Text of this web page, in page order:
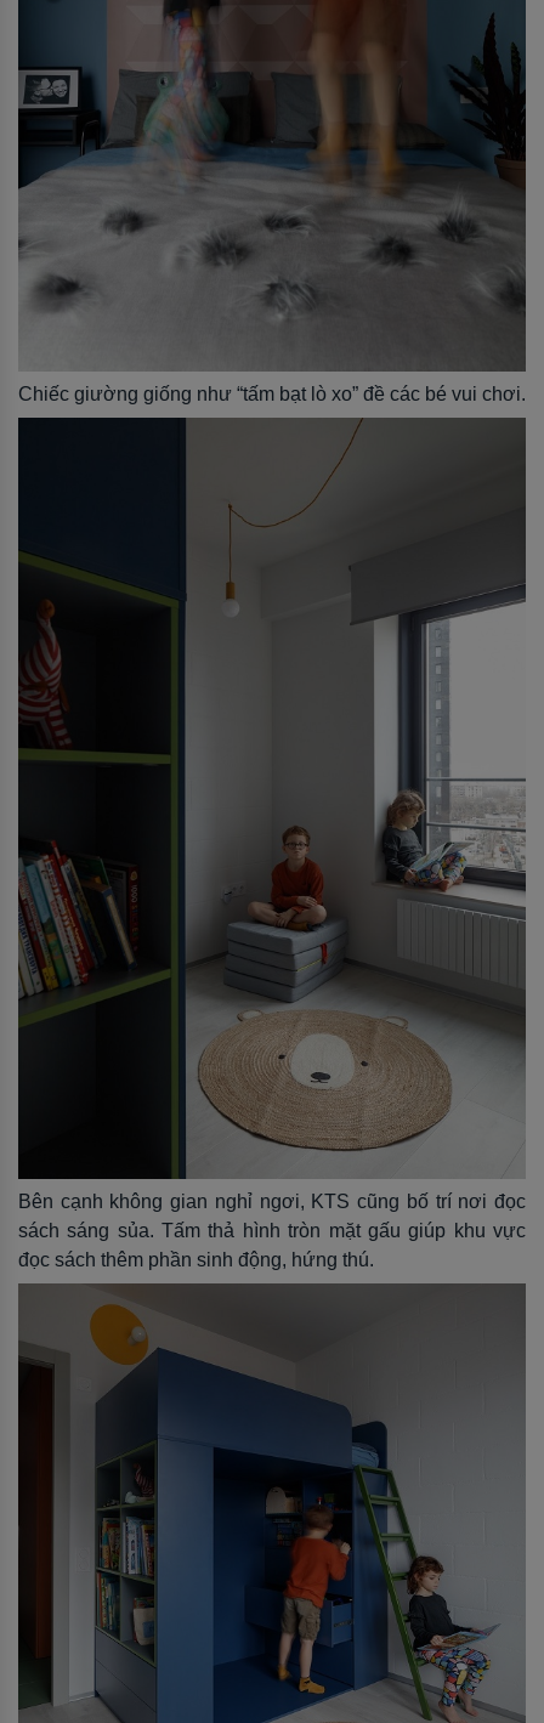
Chiếc giường giống như “tấm bạt lò xo” đề các bé vui chơi.
Bên cạnh không gian nghỉ ngơi, KTS cũng bố trí nơi đọc
sách sáng sủa. Tấm thả hình tròn mặt gấu giúp khu vực
đọc sách thêm phần sinh động, hứng thú.